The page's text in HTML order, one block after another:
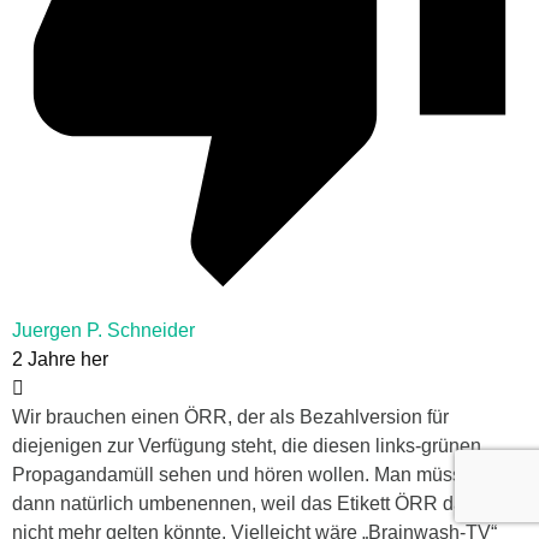
Juergen P. Schneider
2 Jahre her
Wir brauchen einen ÖRR, der als Bezahlversion für
diejenigen zur Verfügung steht, die diesen links-grünen
Propagandamüll sehen und hören wollen. Man müsste ihn
dann natürlich umbenennen, weil das Etikett ÖRR dann ja
nicht mehr gelten könnte. Vielleicht wäre „Brainwash-TV“